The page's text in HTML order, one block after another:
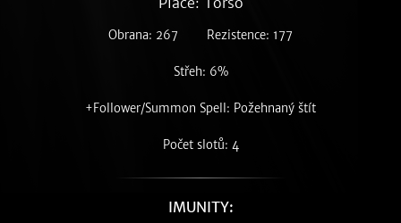
Obrana: 267 Rezistence: 177
Střeh: 6%
+Follower/Summon Spell: Požehnaný štít
Počet slotů: 4
IMUNITY: